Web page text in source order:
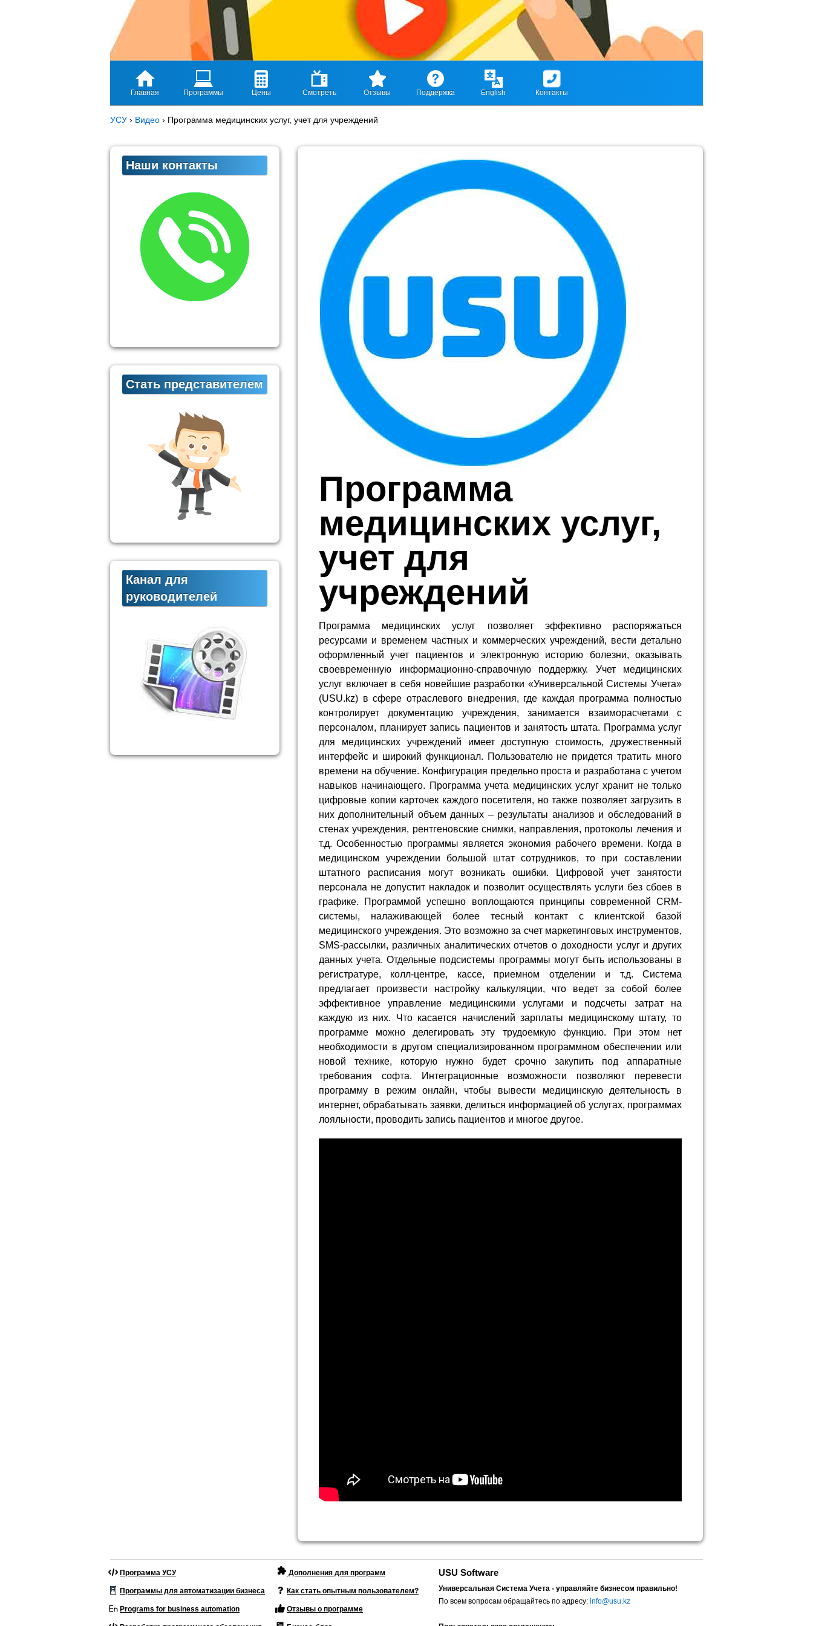
Главная Программы Цены Смотреть Отзывы Поддержка English Контакты
УСУ › Видео › Программа медицинских услуг, учет для учреждений
Программа
медицинских услуг,
учет для
учреждений
Программа медицинских услуг позволяет эффективно распоряжаться
ресурсами и временем частных и коммерческих учреждений, вести детально
оформленный учет пациентов и электронную историю болезни, оказывать
своевременную информационно-справочную поддержку. Учет медицинских
услуг включает в себя новейшие разработки «Универсальной Системы Учета»
(USU.kz) в сфере отраслевого внедрения, где каждая программа полностью
контролирует документацию учреждения, занимается взаиморасчетами с
персоналом, планирует запись пациентов и занятость штата. Программа услуг
для медицинских учреждений имеет доступную стоимость, дружественный
интерфейс и широкий функционал. Пользователю не придется тратить много
времени на обучение. Конфигурация предельно проста и разработана с учетом
навыков начинающего. Программа учета медицинских услуг хранит не только
цифровые копии карточек каждого посетителя, но также позволяет загрузить в
них дополнительный объем данных – результаты анализов и обследований в
стенах учреждения, рентгеновские снимки, направления, протоколы лечения и
т.д. Особенностью программы является экономия рабочего времени. Когда в
медицинском учреждении большой штат сотрудников, то при составлении
штатного расписания могут возникать ошибки. Цифровой учет занятости
персонала не допустит накладок и позволит осуществлять услуги без сбоев в
графике. Программой успешно воплощаются принципы современной CRM-
системы, налаживающей более тесный контакт с клиентской базой
медицинского учреждения. Это возможно за счет маркетинговых инструментов,
SMS-рассылки, различных аналитических отчетов о доходности услуг и других
данных учета. Отдельные подсистемы программы могут быть использованы в
регистратуре, колл-центре, кассе, приемном отделении и т.д. Система
предлагает произвести настройку калькуляции, что ведет за собой более
эффективное управление медицинскими услугами и подсчеты затрат на
каждую из них. Что касается начислений зарплаты медицинскому штату, то
программе можно делегировать эту трудоемкую функцию. При этом нет
необходимости в другом специализированном программном обеспечении или
новой технике, которую нужно будет срочно закупить под аппаратные
требования софта. Интеграционные возможности позволяют перевести
программу в режим онлайн, чтобы вывести медицинскую деятельность в
интернет, обрабатывать заявки, делиться информацией об услугах, программах
лояльности, проводить запись пациентов и многое другое.
Наши контакты
Стать представителем
Канал для
руководителей
Программа УСУ
Программы для автоматизации бизнеса
Programs for business automation
Дополнения для программ
Как стать опытным пользователем?
Отзывы о программе
USU Software
Универсальная Система Учета - управляйте бизнесом правильно!
По всем вопросам обращайтесь по адресу: info@usu.kz